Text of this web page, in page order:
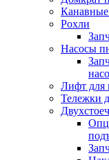
Рохли
Насосы
Лифт для
Тележки